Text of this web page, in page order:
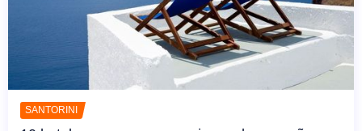
SANTORINI